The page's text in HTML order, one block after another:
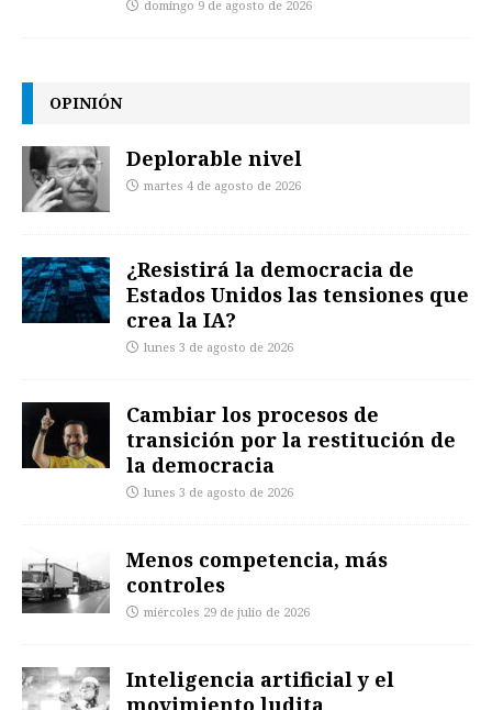
domingo 9 de agosto de 2026
OPINIÓN
Deplorable nivel
martes 4 de agosto de 2026
¿Resistirá la democracia de
Estados Unidos las tensiones que
crea la IA?
lunes 3 de agosto de 2026
Cambiar los procesos de
transición por la restitución de
la democracia
lunes 3 de agosto de 2026
Menos competencia, más
controles
miércoles 29 de julio de 2026
Inteligencia artificial y el
movimiento ludita